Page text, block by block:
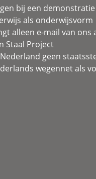
bij een demonstratie
als onderwijsvorm
alleen e-mail van ons
Staal Project
geen
wegennet als